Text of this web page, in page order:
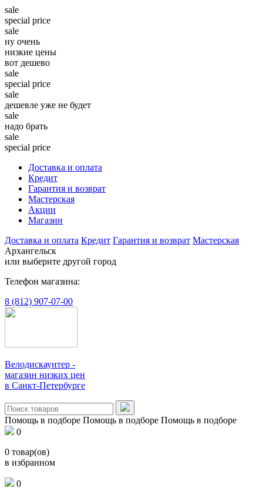
sale
special price
sale
ну очень
низкие цены
вот дешево
sale
special price
sale
дешевле уже не будет
sale
надо брать
sale
special price
Доставка и оплата
Кредит
Гарантия и возврат
Мастерская
Акции
Магазин
Доставка и оплата Кредит Гарантия и возврат Мастерская
Архангельск
или выберите другой город
Телефон магазина:
8 (812) 907-07-00
Велодискаунтер -
магазин низких цен
в Санкт-Петербурге
Помощь в подборе Помощь в подборе Помощь в подборе
0
0 товар(ов)
в избранном
0